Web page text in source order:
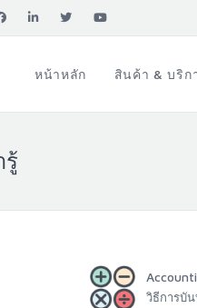
หน้าหลัก สินค้า & บริก
รู้
วิธีการบั